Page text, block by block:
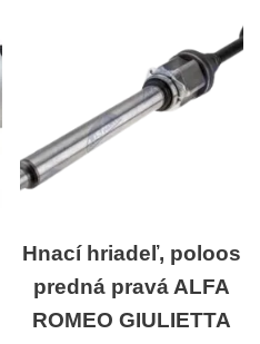
Hnací hriadeľ, poloos
predná pravá ALFA
ROMEO GIULIETTA